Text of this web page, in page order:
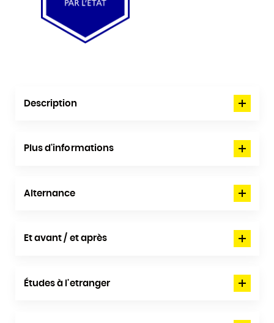
Description
Plus d'informations
Alternance
Et avant / et après
Études à l'etranger